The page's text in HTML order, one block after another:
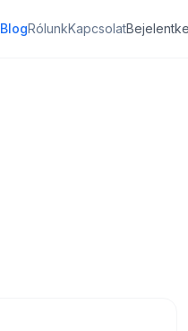
BlogRólunkKapcsolat